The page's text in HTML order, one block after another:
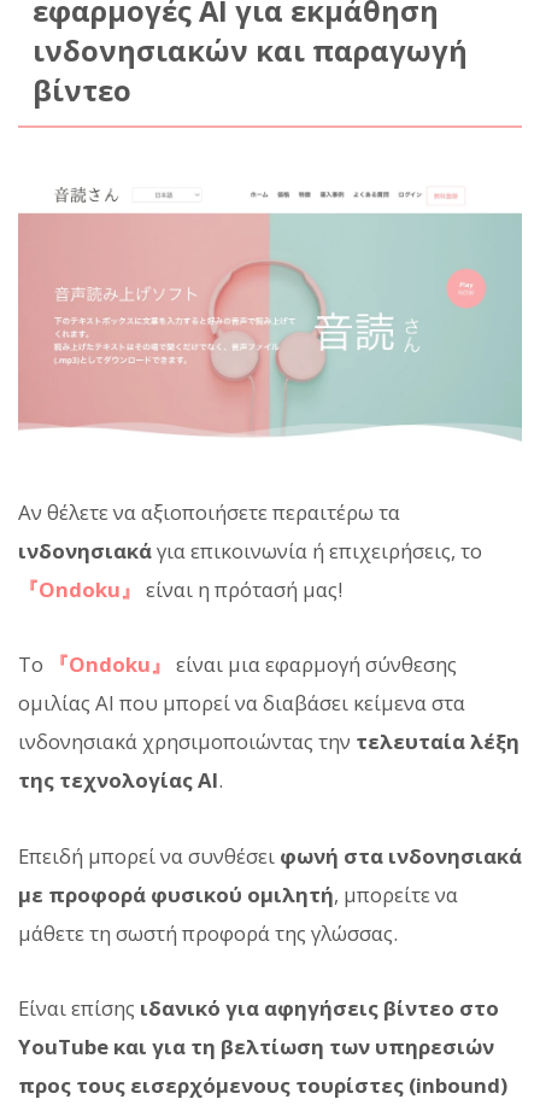
εφαρμογές AI για εκμάθηση
ινδονησιακών και παραγωγή
βίντεο
Αν θέλετε να αξιοποιήσετε περαιτέρω τα
ινδονησιακάγια επικοινωνία ή επιχειρήσεις, το
『Ondoku』 είναι η πρότασή μας!
Το 『Ondoku』 είναι μια εφαρμογή σύνθεσης
ομιλίας AI που μπορεί να διαβάσει κείμενα στα
ινδονησιακά χρησιμοποιώντας την τελευταία λέξη
της τεχνολογίας AI.
Επειδή μπορεί να συνθέσει φωνή στα ινδονησιακά
με προφορά φυσικού ομιλητή, μπορείτε να
μάθετε τη σωστή προφορά της γλώσσας.
Είναι επίσης ιδανικό για αφηγήσεις βίντεο στο
YouTube και για τη βελτίωση των υπηρεσιών
προς τους εισερχόμενους τουρίστες (inbound)